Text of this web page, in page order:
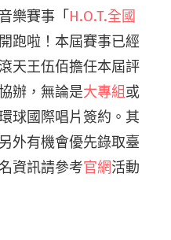
樂賽事「 H.O.T.全國
跑啦！本屆賽事已經
天王伍佰擔任本屆評
辦，無論是大專組或
球國際唱片簽約。其
外有機會優先錄取臺
資訊請參考官網活動